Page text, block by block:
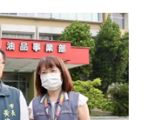
市設計與工程品質
續推動宜居城市、
效。